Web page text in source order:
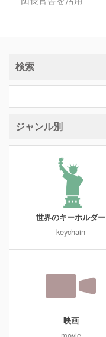
検索
ジャンル別
世界のキーホルダー
keychain
映画